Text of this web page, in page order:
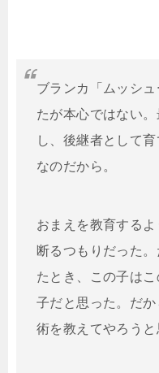
ブランカ「ムッシ
たが本心ではない
し、後継者として
なのだから。
おまえを教育する
断るつもりだった
たとき、この子は
子だと思った。だ
術を教えてやろうと